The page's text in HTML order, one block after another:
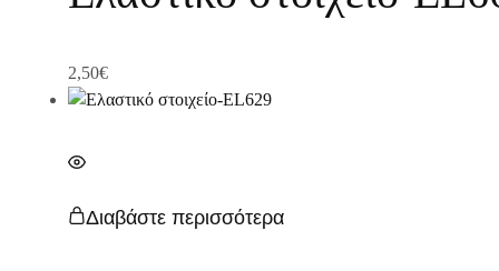
2,50€
Διαβάστε περισσότερα